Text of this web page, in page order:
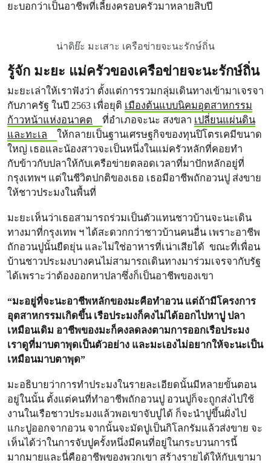
ยะบอกว่าเป็นอาชีพที่เลี้ยงครอบครัวมาหลายสิบปี
น่าดิย๊ะ มะเสาะ เครือข่ายจะนะรักษ์ถิ่น
รู้จัก มะยะ แม่ครัวของเครือข่ายจะนะรักษ์ถิ่น
มะยะเล่าให้เราฟังว่า ตั้งแต่การรวมกลุ่มเดินทางเข้ามาเจรจา
กับภาครัฐ ​​ในปี 2563 เพื่อยุติ เมืองต้นแบบนิคมอุตสาหกรรม
ก้าวหน้าแห่งอนาคต
ที่อำเภอจะนะ สงขลา เปลี่ยนแผ่นดิน
และทะเล
ให้กลายเป็นฐานเศรษฐกิจของทุนปิโตรเคมีขนาด
ใหญ่ เธอและน้องสาวจะเป็นหนึ่งในแม่ครัวหลักที่คอยทำ
กับข้าวกับปลาให้กับเครือข่ายตลอดเวลาที่มาปักหลักอยู่ที่
กรุงเทพฯ แต่ในชีวิตปกติของเธอ เธอมีอาชีพถักอวนปู ส่งขาย
ให้ชาวประมงในพื้นที่
มะยะเห็นว่าเธอสามารถร่วมเป็นตัวแทนชาวบ้านจะนะเดิน
ทางมาที่กรุงเทพ ฯ ได้สะดวกกว่าชาวบ้านคนอื่น เพราะอาชีพ
ถักอวนปูนั้นยืดยุ่น และไม่ใช่อาหารที่เน่าเสียได้ ขณะที่เพื่อน
บ้านชาวประมงบางคนไม่สามารถเดินทางมาร่วมเจรจากับรัฐ
ได้เพราะว่าต้องออกหาปลาซึ่งก็เป็นอาชีพของเขา
“มะอยู่ที่จะนะอาชีพหลักของมะคือทำอวน แต่ถ้ามีโครงการ
อุตสาหกรรมเกิดขึ้น เรือประมงก็คงไม่ได้ออกไปหาปู ปลา
เหมือนเดิม อาชีพของมะก็คงลดลงตามการออกเรือประมง
เราดูที่มาบตาพุดเป็นตัวอย่าง และมะเองไม่อยากให้จะนะเป็น
เหมือนมาบตาพุด”
มะอธิบายว่าการทำประมงในรายละเอียดนั้นมีหลายขั้นตอน
อยู่ในนั้น ตั้งแต่คนที่ทำอาชีพถักอวนปู อวนปูก็จะถูกส่งไปใช้
งานในเรือชาวประมงแล้วพอเขาจับปูได้ ก็จะนำปูขึ้นฝั่งไป
แกะปูออกจากอวน จากนั้นจะมัดปูเป็นกิโลกรัมแล้วส่งขาย จะ
เห็นได้ว่าในการจับปูครั้งหนึ่งมีคนที่อยู่ในกระบวนการนี้
มากมายและนี่คืออาชีพของพวกเขา สร้างรายได้ให้กับเขามา